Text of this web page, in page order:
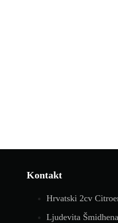
Kontakt
Hrvatski 2cv
Ljudevita